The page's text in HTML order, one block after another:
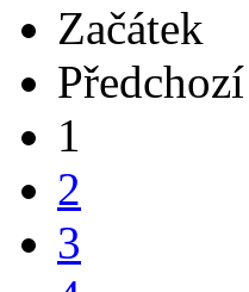
Začátek
Předchozí
1
2
3